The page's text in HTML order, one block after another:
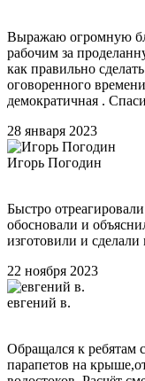
Выражаю огромную
рабочим за
как правильно
оговоренного
демократичная .
28 января 2023
Игорь Погодин
Быстро
обосновали и
изготовили и
22 ноября 2023
евгений в.
Обращался к ребятам
парапетов на